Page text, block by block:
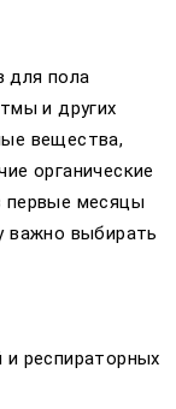
для пола
и других
вещества,
органические
первые месяцы
важно выбирать
респираторных